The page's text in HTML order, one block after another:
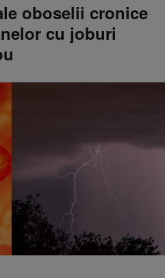
oboselii cronice
cu joburi